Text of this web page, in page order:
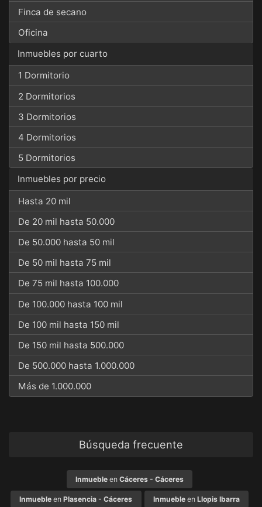
Finca de secano
Oficina
Inmuebles por cuarto
1 Dormitorio
2 Dormitorios
3 Dormitorios
4 Dormitorios
5 Dormitorios
Inmuebles por precio
Hasta 20 mil
De 20 mil hasta 50.000
De 50.000 hasta 50 mil
De 50 mil hasta 75 mil
De 75 mil hasta 100.000
De 100.000 hasta 100 mil
De 100 mil hasta 150 mil
De 150 mil hasta 500.000
De 500.000 hasta 1.000.000
Más de 1.000.000
Búsqueda frecuente
Inmueble en Cáceres - Cáceres
Inmueble enPlasencia - Cáceres Inmuebleen Llopis Ibarra